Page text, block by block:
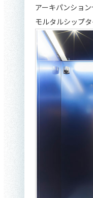
アーキパンショ
モルタルシップ